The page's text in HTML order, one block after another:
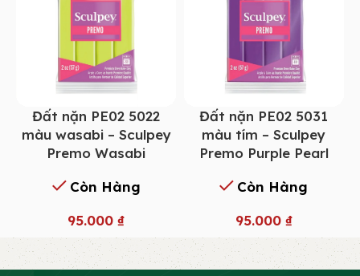
Đất nặn PE02 5022
màu wasabi – Sculpey
Premo Wasabi
Còn Hàng
95.000 ₫
Đất nặn PE02 5031
màu tím – Sculpey
Premo Purple Pearl
Còn Hàng
95.000 ₫